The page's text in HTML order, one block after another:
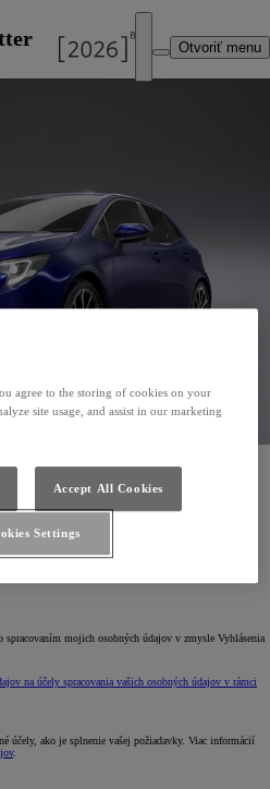
Otvoriť menu
medzi prvými, ktorí budú dostávať novinky
– obľúbený model Toyota Corolla je teraz lepšia ako
spracovaním mojich osobných údajov v zmysle Vyhlásenia
na účely spracovania vašich osobných údajov v rámci
účely, ako je splnenie vašej požiadavky. Viac informácií
.
agree to the storing of cookies on your
site usage, and assist in our marketing
Accept All Cookies
Settings